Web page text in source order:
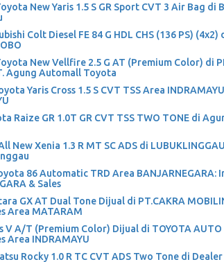
New Yaris 1.5 S GR Sport CVT 3 Air Bag di
Colt Diesel FE 84 G HDL CHS (136 PS)
New Vellfire 2.5 G AT (Premium Color) di
Agung Automall Toyota
Yaris Cross 1.5 S CVT TSS Area
Raize GR 1.0T GR CVT TSS TWO TONE di
New Xenia 1.3 R MT SC ADS di
86 Automatic TRD Area BANJARNEGARA:
& Sales
GX AT Dual Tone Dijual di PT.CAKRA
Area MATARAM
A/T (Premium Color) Dijual di TOYOTA AUTO
Area INDRAMAYU
Rocky 1.0 R TC CVT ADS Two Tone di